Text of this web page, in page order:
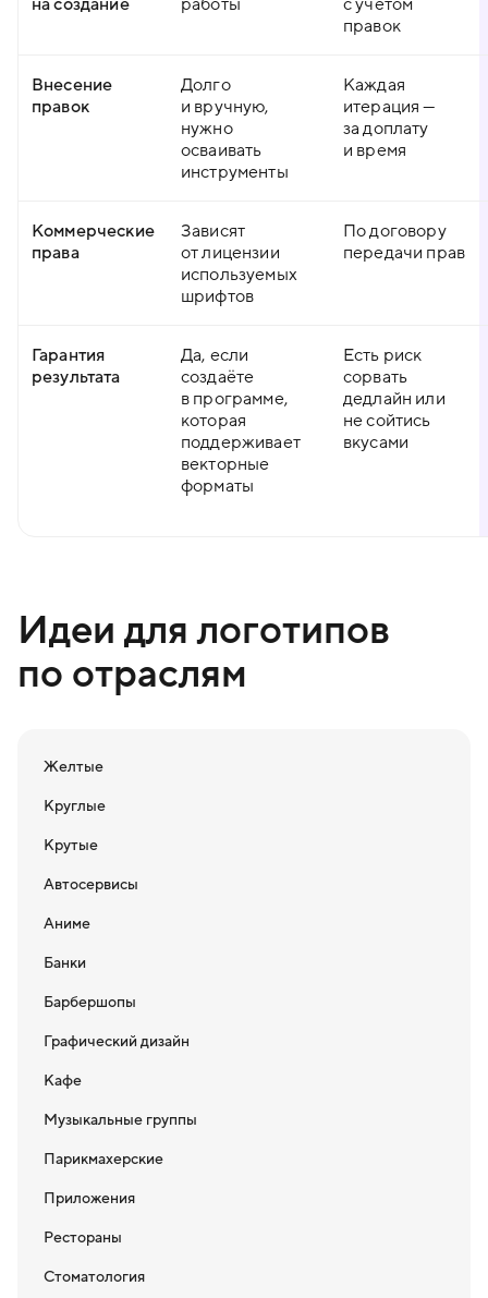
правок
Внесение
правок
Долго
и вручную,
нужно
осваивать
инструменты
Каждая
итерация —
за доплату
и время
Коммерческие
права
Зависят
от лицензии
используемых
шрифтов
По договору
передачи прав
Гарантия
результата
Да, если
создаёте
в программе,
которая
поддерживает
векторные
форматы
Есть риск
сорвать
дедлайн или
не сойтись
вкусами
Идеи для логотипов
по отраслям
Желтые
Круглые
Крутые
Автосервисы
Аниме
Банки
Барбершопы
Графический дизайн
Кафе
Музыкальные группы
Парикмахерские
Приложения
Рестораны
Стоматология